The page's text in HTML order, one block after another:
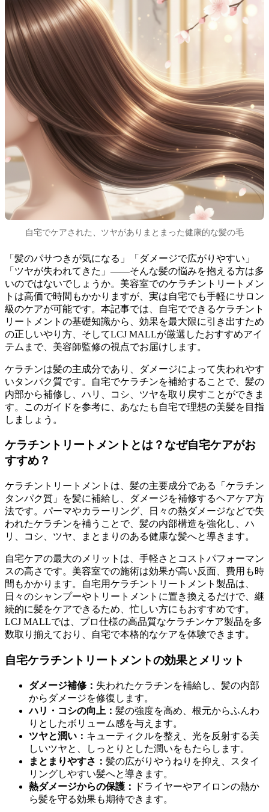
自宅でケアされた、ツヤがありまとまった健康的な髪の毛
「髪のパサつきが気になる」「ダメージで広がりやすい」
「ツヤが失われてきた」――そんな髪の悩みを抱える方は多
いのではないでしょうか。美容室でのケラチントリートメン
トは高価で時間もかかりますが、実は自宅でも手軽にサロン
級のケアが可能です。本記事では、自宅でできるケラチント
リートメントの基礎知識から、効果を最大限に引き出すため
の正しいやり方、そしてLCJ MALLが厳選したおすすめアイ
テムまで、美容師監修の視点でお届けします。
ケラチンは髪の主成分であり、ダメージによって失われやす
いタンパク質です。自宅でケラチンを補給することで、髪の
内部から補修し、ハリ、コシ、ツヤを取り戻すことができま
す。このガイドを参考に、あなたも自宅で理想の美髪を目指
しましょう。
ケラチントリートメントとは？なぜ自宅ケアがお
すすめ？
ケラチントリートメントは、髪の主要成分である「ケラチン
タンパク質」を髪に補給し、ダメージを補修するヘアケア方
法です。パーマやカラーリング、日々の熱ダメージなどで失
われたケラチンを補うことで、髪の内部構造を強化し、ハ
リ、コシ、ツヤ、まとまりのある健康な髪へと導きます。
自宅ケアの最大のメリットは、手軽さとコストパフォーマン
スの高さです。美容室での施術は効果が高い反面、費用も時
間もかかります。自宅用ケラチントリートメント製品は、
日々のシャンプーやトリートメントに置き換えるだけで、継
続的に髪をケアできるため、忙しい方にもおすすめです。
LCJ MALLでは、プロ仕様の高品質なケラチンケア製品を多
数取り揃えており、自宅で本格的なケアを体験できます。
自宅ケラチントリートメントの効果とメリット
ダメージ補修： 失われたケラチンを補給し、髪の内部
からダメージを修復します。
ハリ・コシの向上： 髪の強度を高め、根元からふんわ
りとしたボリューム感を与えます。
ツヤと潤い： キューティクルを整え、光を反射する美
しいツヤと、しっとりとした潤いをもたらします。
まとまりやすさ： 髪の広がりやうねりを抑え、スタイ
リングしやすい髪へと導きます。
熱ダメージからの保護：
ドライヤーやアイロンの熱か
ら髪を守る効果も期待できます。